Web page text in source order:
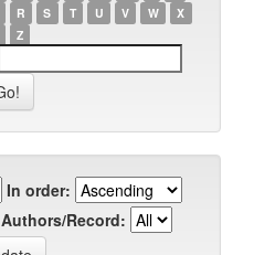
R S T U V W
X
Z
In order:
Authors/Record: